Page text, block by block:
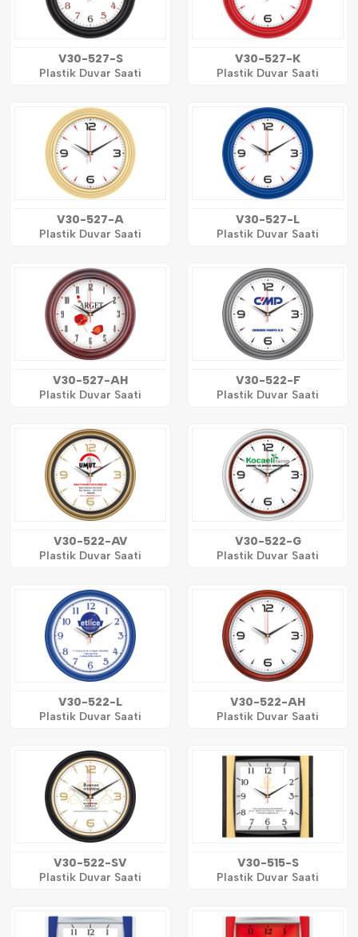
V30-527-S
Plastik Duvar Saati
V30-527-K
Plastik Duvar Saati
V30-527-A
Plastik Duvar Saati
V30-527-L
Plastik Duvar Saati
V30-527-AH
Plastik Duvar Saati
V30-522-F
Plastik Duvar Saati
V30-522-AV
Plastik Duvar Saati
V30-522-G
Plastik Duvar Saati
V30-522-L
Plastik Duvar Saati
V30-522-AH
Plastik Duvar Saati
V30-522-SV
Plastik Duvar Saati
V30-515-S
Plastik Duvar Saati